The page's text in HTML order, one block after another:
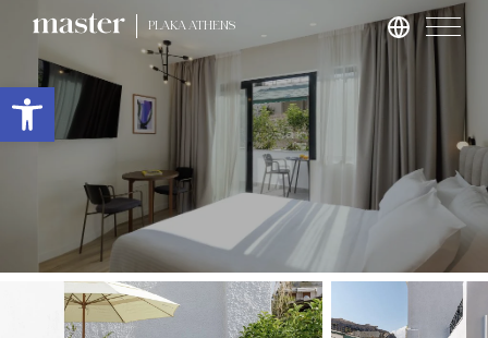
Apri la barra degli strumenti
PLAKA ATHENS
Roma
master Trevi
Londra
master St. Paul’s
master Cannon
master Farringdon